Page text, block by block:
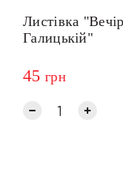
Листівка
Галицькій"
45 грн